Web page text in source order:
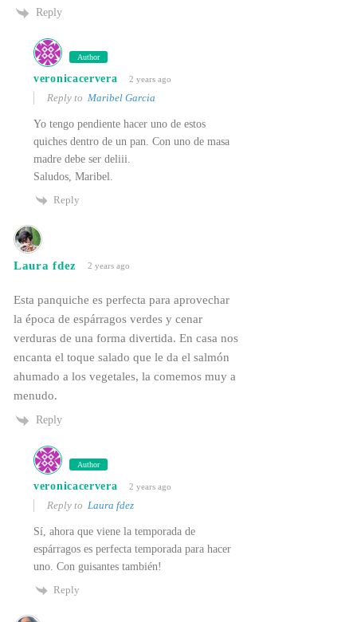
Reply
Author
veronicacervera 2 years ago
Reply to Maribel Garcia
Yo tengo pendiente hacer uno de estos
quiches dentro de un pan. Con uno de masa
madre debe ser deliii.
Saludos, Maribel.
Reply
Laura fdez 2 years ago
Esta panquiche es perfecta para aprovechar
la época de espárragos verdes y cenar
verduras de una forma divertida. En casa nos
encanta el toque salado que le da el salmón
ahumado a los vegetales, la comemos muy a
menudo.
Reply
Author
veronicacervera 2 years ago
Reply to Laura fdez
Sí, ahora que viene la temporada de
espárragos es perfecta temporada para hacer
uno. Con guisantes también!
Reply